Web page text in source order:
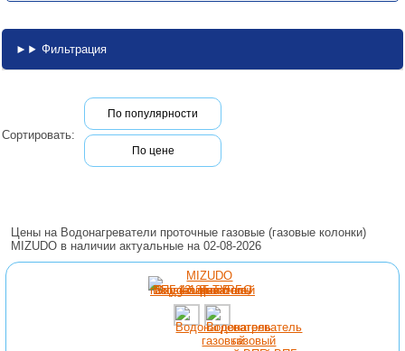
Фильтрация
Сортировать:
По популярности
По цене
Цены на Водонагреватели проточные газовые (газовые колонки)
MIZUDO в наличии актуальные на 02-08-2026